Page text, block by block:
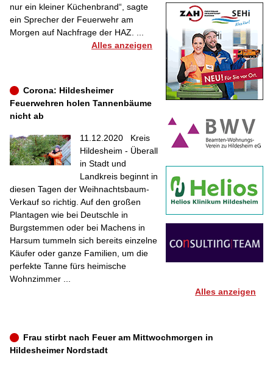
nur ein kleiner Küchenbrand“, sagte
ein Sprecher der Feuerwehr am
Morgen auf Nachfrage der HAZ. ...
Alles anzeigen
Corona: Hildesheimer
Feuerwehren holen Tannenbäume
nicht ab
11.12.2020 Kreis
Hildesheim - Überall
in Stadt und
Landkreis beginnt in
diesen Tagen der Weihnachtsbaum-
Verkauf so richtig. Auf den großen
Plantagen wie bei Deutschle in
Burgstemmen oder bei Machens in
Harsum tummeln sich bereits einzelne
Käufer oder ganze Familien, um die
perfekte Tanne fürs heimische
Wohnzimmer ...
Alles anzeigen
Frau stirbt nach Feuer am Mittwochmorgen in
Hildesheimer Nordstadt